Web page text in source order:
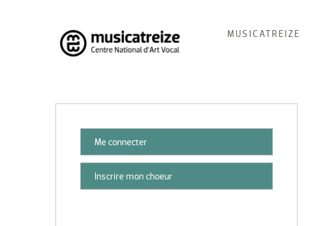
Skip
to
content
MUSICATREIZE
Me connecter
Inscrire mon choeur